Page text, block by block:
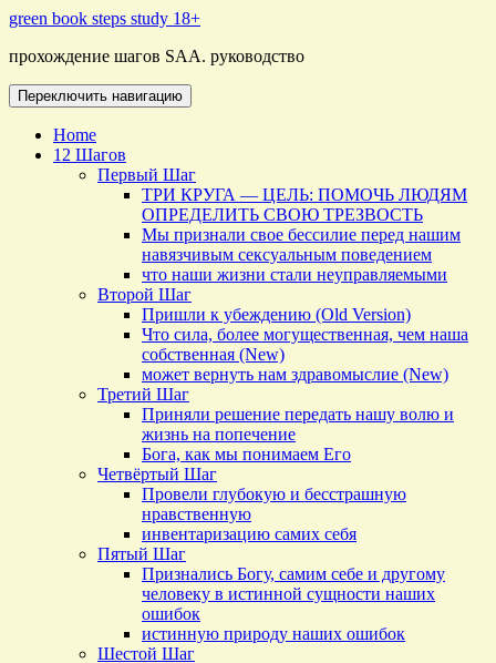
Перейти
содержимому
green book steps study 18+
прохождение шагов SAA. руководство
Переключить навигацию
Home
12 Шагов
Первый Шаг
ТРИ КРУГА — ЦЕЛЬ: ПОМОЧЬ ЛЮДЯМ
ОПРЕДЕЛИТЬ СВОЮ ТРЕЗВОСТЬ
Мы признали свое бессилие перед нашим
навязчивым сексуальным поведением
что наши жизни стали неуправляемыми
Второй Шаг
Пришли к убеждению (Old Version)
Что сила, более могущественная, чем наша
собственная (New)
может вернуть нам здравомыслие (New)
Третий Шаг
Приняли решение передать нашу волю и
жизнь на попечение
Бога, как мы понимаем Его
Четвёртый Шаг
Провели глубокую и бесстрашную
нравственную
инвентаризацию самих себя
Пятый Шаг
Признались Богу, самим себе и другому
человеку в истинной сущности наших
ошибок
истинную природу наших ошибок
Шестой Шаг